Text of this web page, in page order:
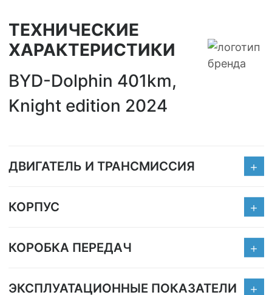
ТЕХНИЧЕСКИЕ
ХАРАКТЕРИСТИКИ
BYD-Dolphin 401km,
Knight edition 2024
ДВИГАТЕЛЬ И ТРАНСМИССИЯ
КОРПУС
КОРОБКА ПЕРЕДАЧ
ЭКСПЛУАТАЦИОННЫЕ ПОКАЗАТЕЛИ